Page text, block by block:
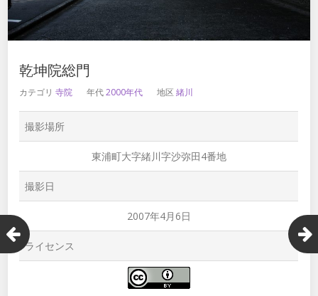
乾坤院総門
カテゴリ寺院 年代2000年代 地区緒川
撮影場所
東浦町大字緒川字沙弥田4番地
撮影日
2007年4月6日
ライセンス